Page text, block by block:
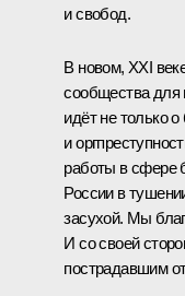
и свобод.
В новом, XXI
сообщества для
идёт не только
и
работы в сфере
России в
засухой. Мы
И со своей
пострадавшим